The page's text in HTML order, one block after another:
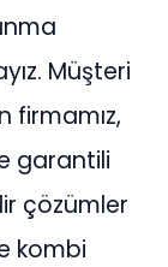
Müşteri
garantili
çözümler
kombi